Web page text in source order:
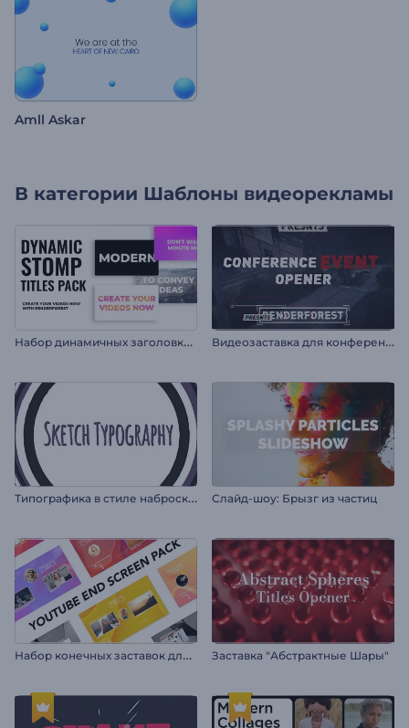
Amll Askar
В категории Шаблоны видеорекламы
Н
абор динамичных заголовков в стиле стомп В
идеозаставка для конференции
Т
ипографика в стиле набросков Слайд-шоу: Брызг из частиц
Н
абор конечных заставок для YouTube Заставка "Абстрактные Шары"